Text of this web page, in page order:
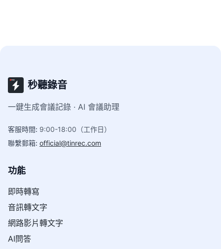
秒聽錄音
一鍵生成會議記錄 · AI 會議助理
客服時間: 9:00-18:00（工作日）
聯繫郵箱: official@tinrec.com
功能
即時轉寫
音訊轉文字
網路影片轉文字
AI問答